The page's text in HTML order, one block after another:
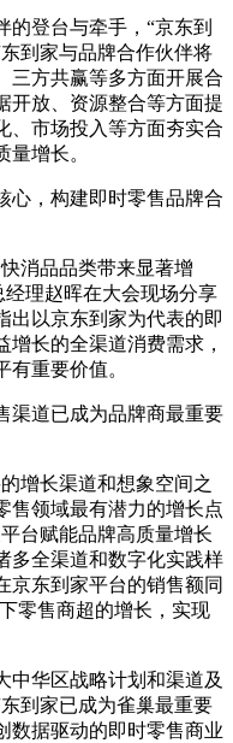
的登台与牵手，“京东到
到家与品牌合作伙伴将
三方共赢等多方面开展合
开放、资源整合等方面提
、市场投入等方面夯实合
增长。
心，构建即时零售品牌合
消品品类带来显著增
理赵晖在大会现场分享
出以京东到家为代表的即
长的全渠道消费需求，
重要价值。
渠道已成为品牌商最重要
增长渠道和想象空间之
售领域最有潜力的增长点
台赋能品牌高质量增长
多全渠道和数字化实践样
京东到家平台的销售额同
零售商超的增长，实现
中华区战略计划和渠道及
到家已成为雀巢最重要
数据驱动的即时零售商业